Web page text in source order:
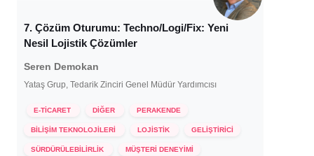
7. Çözüm Oturumu: Techno/Logi/Fix: Yeni
Nesil Lojistik Çözümler
Seren Demokan
Yataş Grup, Tedarik Zinciri Genel Müdür Yardımcısı
E-TİCARET DİĞER PERAKENDE
BİLİŞİM TEKNOLOJİLERİ LOJİSTİK GELİŞTİRİCİ
SÜRDÜRÜLEBİLİRLİK MÜŞTERİ DENEYİMİ